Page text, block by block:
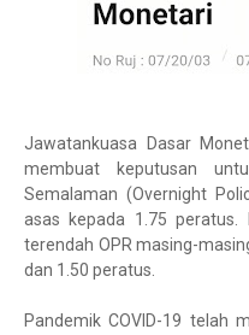
Jawatankuasa Dasar
membuat keputusan
Semalaman (Overnight
asas kepada 1.75
terendah OPR masing-
dan 1.50 peratus.
Pandemik COVID-19 telah